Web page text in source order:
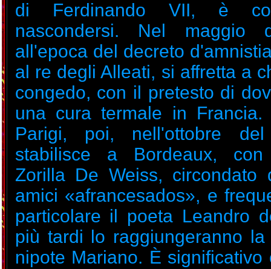
di Ferdinando VII, è
nascondersi. Nel maggio
all'epoca del decreto
al re degli Alleati, si affretta a
congedo, con il pretesto di
una cura termale in
Parigi, poi, nell'ottobre
stabilisce a Bordeaux, con
Zorilla De Weiss, circondato
amici «afrancesados», e
particolare il poeta Leandro
più tardi lo raggiungeranno
nipote Mariano. È significativo